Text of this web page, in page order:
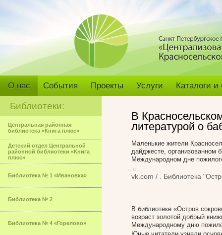
О нас События Проекты Услуги Каталоги
Библиотеки:
Центральная районная
библиотека «Книга плюс»
Детский отдел Центральной
районной библиотеки «Книга
плюс»
Библиотека № 1 «Ивановка»
Библиотека № 2
Библиотека № 4 «Горелово»
В
литературой о
Маленькие жители
дайджесте, организованном
Международном дне
vk.com / . Библиотека
В библиотеке «Остров
возраст золотой добрый
Международному дню